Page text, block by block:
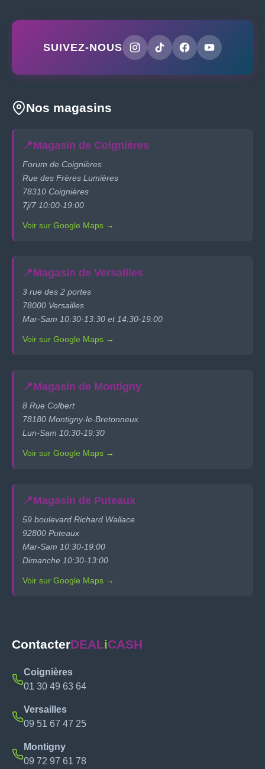
SUIVEZ-NOUS
Nos magasins
📍Magasin de Coignières
Forum de Coignières
Rue des Frères Lumières
78310 Coignières
7j/7 10:00-19:00
Voir sur Google Maps →
📍Magasin de Versailles
3 rue des 2 portes
78000 Versailles
Mar-Sam 10:30-13:30 et 14:30-19:00
Voir sur Google Maps →
📍Magasin de Montigny
8 Rue Colbert
78180 Montigny-le-Bretonneux
Lun-Sam 10:30-19:30
Voir sur Google Maps →
📍Magasin de Puteaux
59 boulevard Richard Wallace
92800 Puteaux
Mar-Sam 10:30-19:00
Dimanche 10:30-13:00
Voir sur Google Maps →
ContacterDEALiCASH
Coignières
01 30 49 63 64
Versailles
09 51 67 47 25
Montigny
09 72 97 61 78